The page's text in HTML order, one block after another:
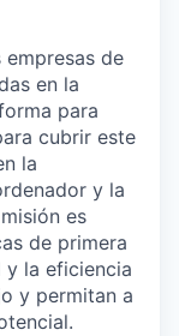
empresas de
en la
para
cubrir este
la
y la
es
de primera
y la eficiencia
y permitan a